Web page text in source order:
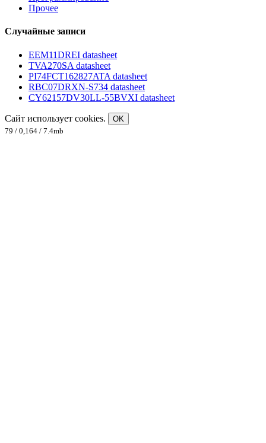
Прочее
Случайные записи
EEM11DREI datasheet
TVA270SA datasheet
PI74FCT162827ATA datasheet
RBC07DRXN-S734 datasheet
CY62157DV30LL-55BVXI datasheet
Сайт использует cookies.
OK
79 / 0,164 / 7.4mb